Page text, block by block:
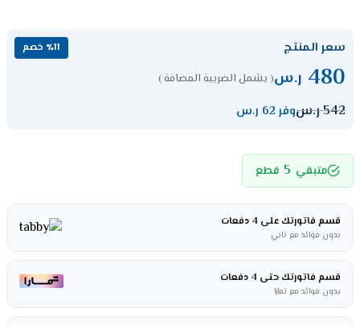
سعر المنتج ٪11 خصم
480 ر.س( يشمل الضريبة المضافة )
542ر.سوفر 62 ر.س
متبقي 5 قطع
قسم فاتورتك على 4 دفعات
بدون فوائد مع تابي
قسم فاتورتك حتى 4 دفعات
بدون فوائد مع تمارا